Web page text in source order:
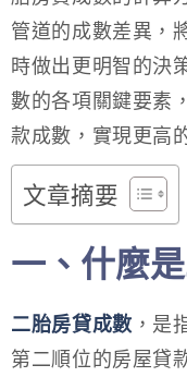
管道的成數差異，
時做出更明智的決
數的各項關鍵要素
款成數，實現更高
文章摘要
一、什麼
二胎房貸成數 ，是
第二順位的房屋貸